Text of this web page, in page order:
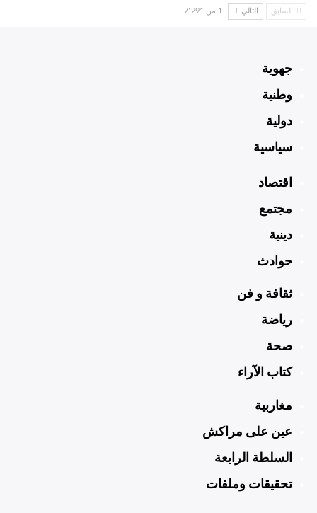
السابق التالي 1 من 7٬291
جهوية
وطنية
دولية
سياسية
اقتصاد
مجتمع
دينية
حوادث
ثقافة و فن
رياضة
صحة
كتاب الآراء
مغاربية
عين على مراكش
السلطة الرابعة
تحقيقات وملفات